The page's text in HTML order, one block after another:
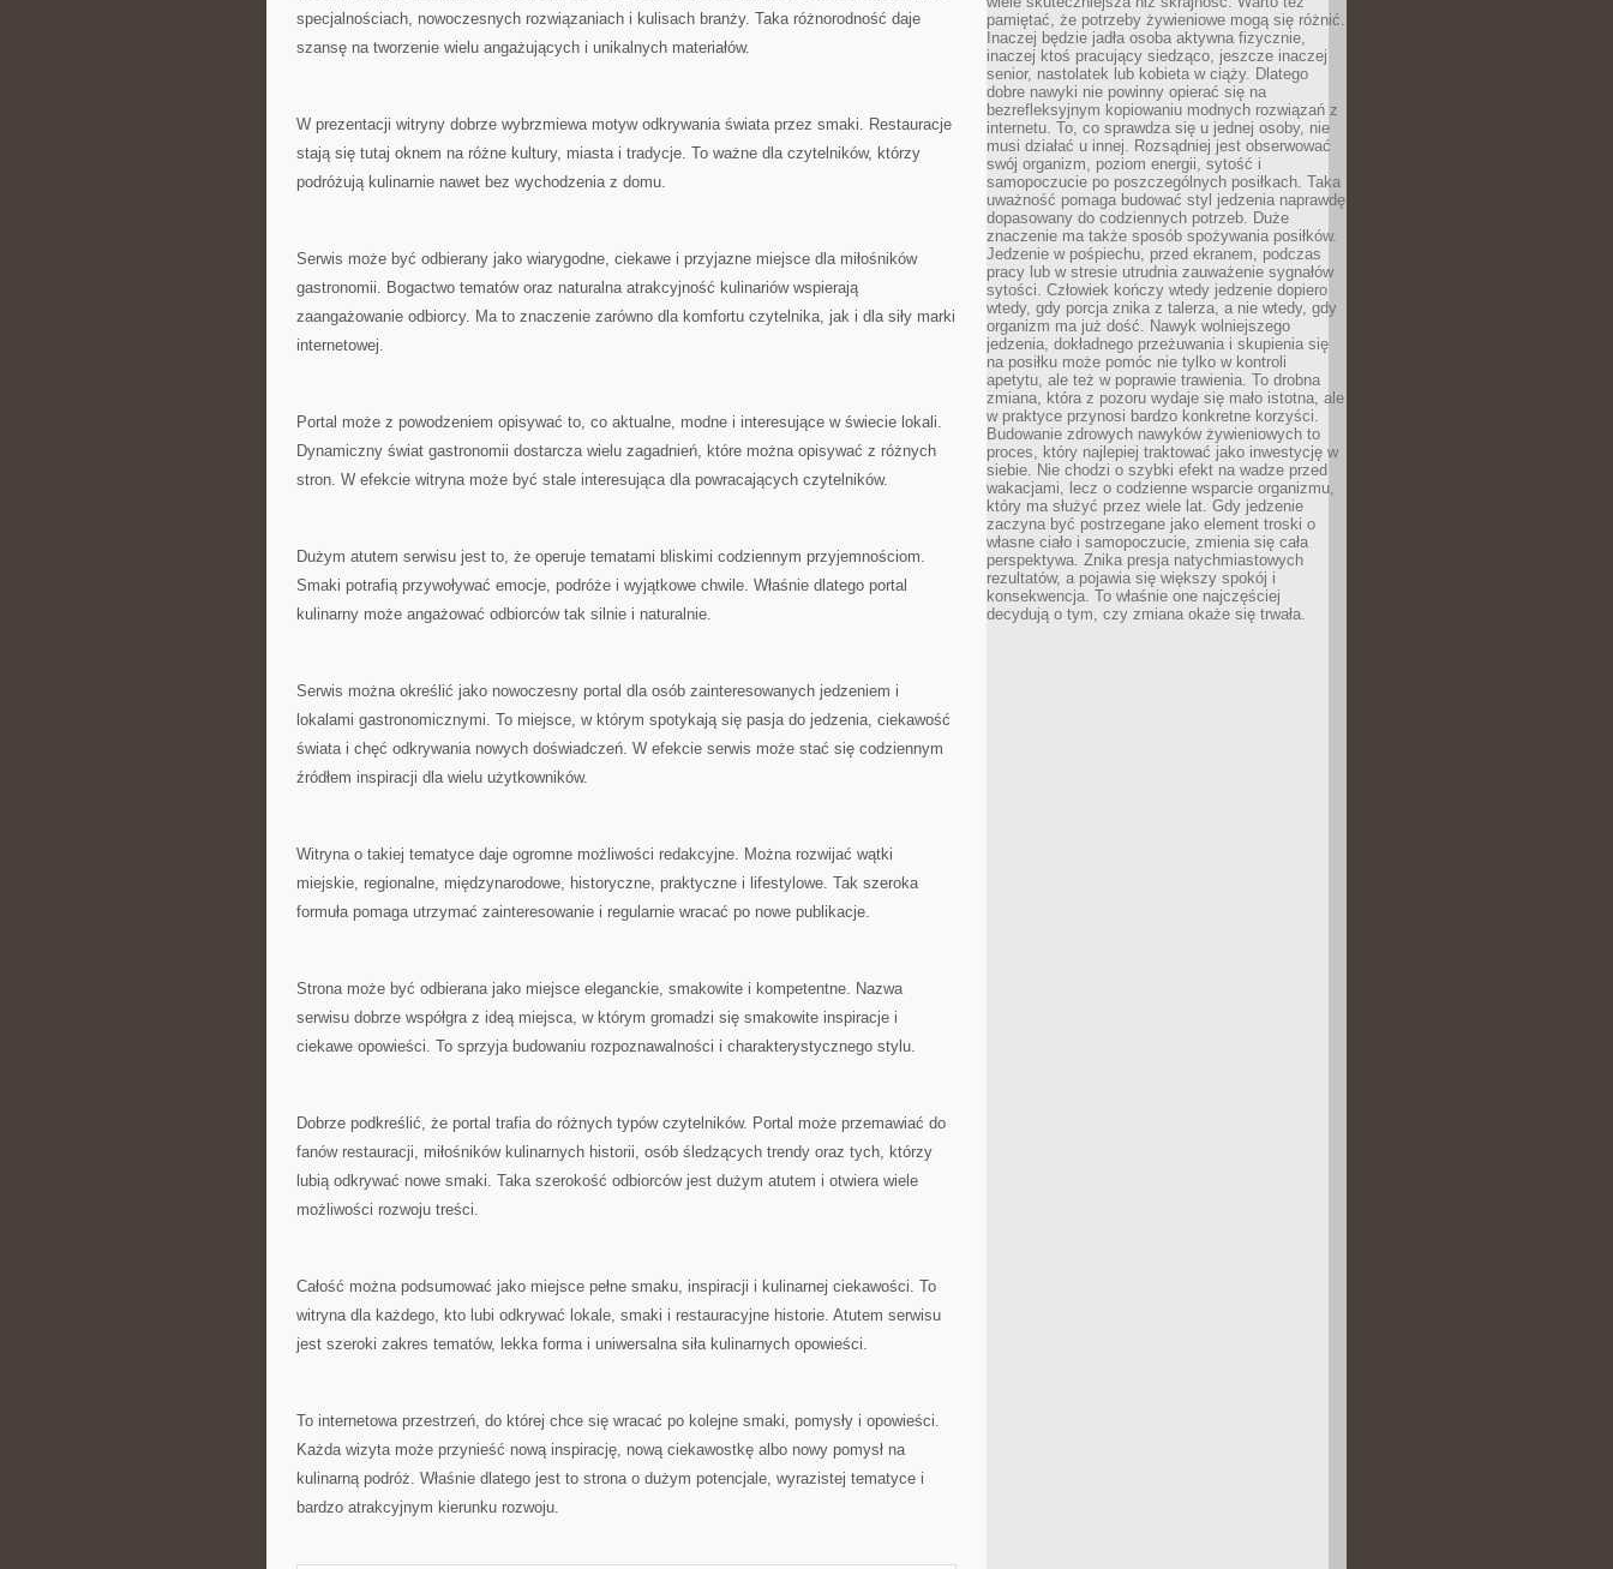
specjalnościach, nowoczesnych rozwiązaniach i kulisach branży. Taka różnorodność daje
szansę na tworzenie wielu angażujących i unikalnych materiałów.
W prezentacji witryny dobrze wybrzmiewa motyw odkrywania świata przez smaki. Restauracje
stają się tutaj oknem na różne kultury, miasta i tradycje. To ważne dla czytelników, którzy
podróżują kulinarnie nawet bez wychodzenia z domu.
Serwis może być odbierany jako wiarygodne, ciekawe i przyjazne miejsce dla miłośników
gastronomii. Bogactwo tematów oraz naturalna atrakcyjność kulinariów wspierają
zaangażowanie odbiorcy. Ma to znaczenie zarówno dla komfortu czytelnika, jak i dla siły marki
internetowej.
Portal może z powodzeniem opisywać to, co aktualne, modne i interesujące w świecie lokali.
Dynamiczny świat gastronomii dostarcza wielu zagadnień, które można opisywać z różnych
stron. W efekcie witryna może być stale interesująca dla powracających czytelników.
Dużym atutem serwisu jest to, że operuje tematami bliskimi codziennym przyjemnościom.
Smaki potrafią przywoływać emocje, podróże i wyjątkowe chwile. Właśnie dlatego portal
kulinarny może angażować odbiorców tak silnie i naturalnie.
Serwis można określić jako nowoczesny portal dla osób zainteresowanych jedzeniem i
lokalami gastronomicznymi. To miejsce, w którym spotykają się pasja do jedzenia, ciekawość
świata i chęć odkrywania nowych doświadczeń. W efekcie serwis może stać się codziennym
źródłem inspiracji dla wielu użytkowników.
Witryna o takiej tematyce daje ogromne możliwości redakcyjne. Można rozwijać wątki
miejskie, regionalne, międzynarodowe, historyczne, praktyczne i lifestylowe. Tak szeroka
formuła pomaga utrzymać zainteresowanie i regularnie wracać po nowe publikacje.
Strona może być odbierana jako miejsce eleganckie, smakowite i kompetentne. Nazwa
serwisu dobrze współgra z ideą miejsca, w którym gromadzi się smakowite inspiracje i
ciekawe opowieści. To sprzyja budowaniu rozpoznawalności i charakterystycznego stylu.
Dobrze podkreślić, że portal trafia do różnych typów czytelników. Portal może przemawiać do
fanów restauracji, miłośników kulinarnych historii, osób śledzących trendy oraz tych, którzy
lubią odkrywać nowe smaki. Taka szerokość odbiorców jest dużym atutem i otwiera wiele
możliwości rozwoju treści.
Całość można podsumować jako miejsce pełne smaku, inspiracji i kulinarnej ciekawości. To
witryna dla każdego, kto lubi odkrywać lokale, smaki i restauracyjne historie. Atutem serwisu
jest szeroki zakres tematów, lekka forma i uniwersalna siła kulinarnych opowieści.
To internetowa przestrzeń, do której chce się wracać po kolejne smaki, pomysły i opowieści.
Każda wizyta może przynieść nową inspirację, nową ciekawostkę albo nowy pomysł na
kulinarną podróż. Właśnie dlatego jest to strona o dużym potencjale, wyrazistej tematyce i
bardzo atrakcyjnym kierunku rozwoju.
pamiętać, że potrzeby żywieniowe mogą się różnić.
Inaczej będzie jadła osoba aktywna fizycznie,
inaczej ktoś pracujący siedząco, jeszcze inaczej
senior, nastolatek lub kobieta w ciąży. Dlatego
dobre nawyki nie powinny opierać się na
bezrefleksyjnym kopiowaniu modnych rozwiązań z
internetu. To, co sprawdza się u jednej osoby, nie
musi działać u innej. Rozsądniej jest obserwować
swój organizm, poziom energii, sytość i
samopoczucie po poszczególnych posiłkach. Taka
uważność pomaga budować styl jedzenia naprawdę
dopasowany do codziennych potrzeb. Duże
znaczenie ma także sposób spożywania posiłków.
Jedzenie w pośpiechu, przed ekranem, podczas
pracy lub w stresie utrudnia zauważenie sygnałów
sytości. Człowiek kończy wtedy jedzenie dopiero
wtedy, gdy porcja znika z talerza, a nie wtedy, gdy
organizm ma już dość. Nawyk wolniejszego
jedzenia, dokładnego przeżuwania i skupienia się
na posiłku może pomóc nie tylko w kontroli
apetytu, ale też w poprawie trawienia. To drobna
zmiana, która z pozoru wydaje się mało istotna, ale
w praktyce przynosi bardzo konkretne korzyści.
Budowanie zdrowych nawyków żywieniowych to
proces, który najlepiej traktować jako inwestycję w
siebie. Nie chodzi o szybki efekt na wadze przed
wakacjami, lecz o codzienne wsparcie organizmu,
który ma służyć przez wiele lat. Gdy jedzenie
zaczyna być postrzegane jako element troski o
własne ciało i samopoczucie, zmienia się cała
perspektywa. Znika presja natychmiastowych
rezultatów, a pojawia się większy spokój i
konsekwencja. To właśnie one najczęściej
decydują o tym, czy zmiana okaże się trwała.